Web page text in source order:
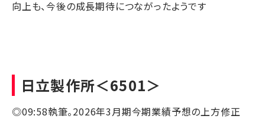
向上も、今後の成長期待につながったようです
日立製作所＜6501＞
◎09:58執筆。2026年3月期今期業績予想の上方修正